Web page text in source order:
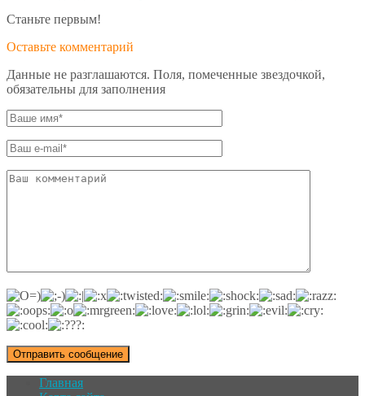
Станьте первым!
Оставьте комментарий
Данные не разглашаются. Поля, помеченные звездочкой,
обязательны для заполнения
Главная